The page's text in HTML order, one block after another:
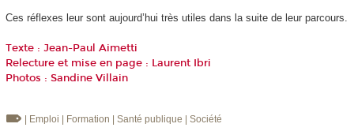
Ces réflexes leur sont aujourd’hui très utiles dans la suite de leur parcours.
Texte : Jean-Paul Aimetti
Relecture et mise en page : Laurent Ibri
Photos : Sandine Villain
| Emploi | Formation | Santé publique | Société